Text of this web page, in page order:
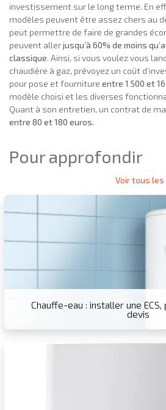
investissement sur le long terme. En
modèles peuvent être assez chers au
peut permettre de faire de grandes
peuvent allerjusqu’à 60% de moins
classique. Ainsi, si vous voulez vous
chaudière à gaz, prévoyez un coût
pour pose et fourniture entre 1 500 et
modèle choisi et les diverses
Quant à son entretien, un contrat de
entre 80 et 180 euros.
Pour approfondir
Voir tous
Chauffe-eau : installer une
devis